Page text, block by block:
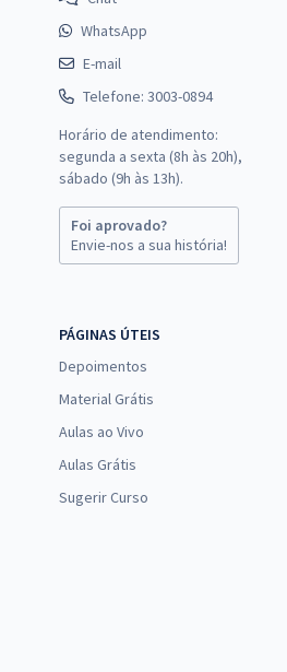
WhatsApp
E-mail
Telefone: 3003-0894
Horário de atendimento:
segunda a sexta (8h às 20h),
sábado (9h às 13h).
Foi aprovado?
Envie-nos a sua história!
PÁGINAS ÚTEIS
Depoimentos
Material Grátis
Aulas ao Vivo
Aulas Grátis
Sugerir Curso